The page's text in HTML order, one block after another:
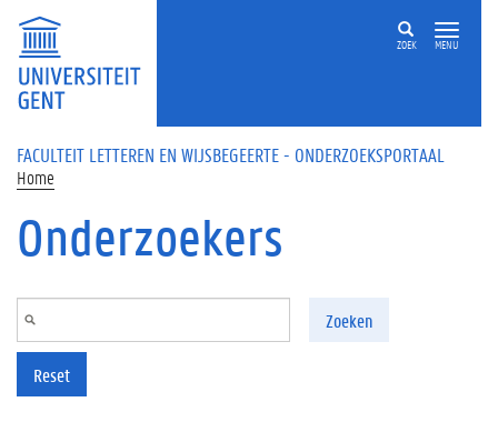
Overslaan en naar de inhoud gaan
ZOEK MENU
FACULTEIT LETTEREN EN WIJSBEGEERTE - ONDERZOEKSPORTAAL
Home
Onderzoekers
Zoeken
Reset